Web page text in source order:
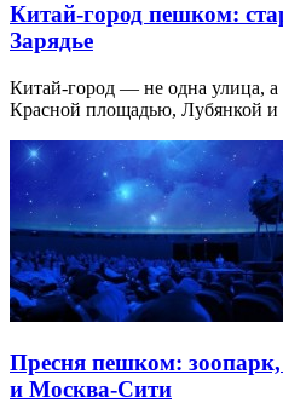
Китай-город пешком:
Зарядье
Китай-город — не одна улица,
Красной площадью, Лубянкой и
Пресня пешком:
и Москва-Сити